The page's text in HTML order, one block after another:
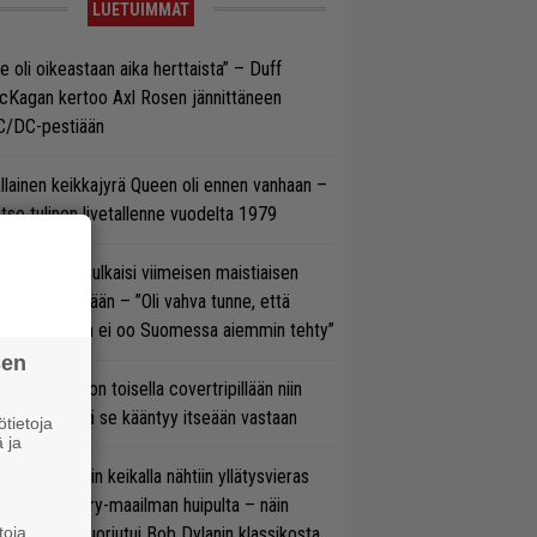
LUETUIMMAT
oli oikeastaan aika herttaista” – Duff
kertoo Axl Rosen jännittäneen
DC-pestiään
keikkajyrä Queen oli ennen vanhaan –
tulinen livetallenne vuodelta 1979
Annala julkaisi viimeisen maistiaisen
– ”Oli vahva tunne, että
musaa ei oo Suomessa aiemmin tehty”
Saimaa on toisella covertripillään niin
että se kääntyy itseään vastaan
N’ Rosesin keikalla nähtiin yllätysvieras
country-maailman huipulta – näin
ja